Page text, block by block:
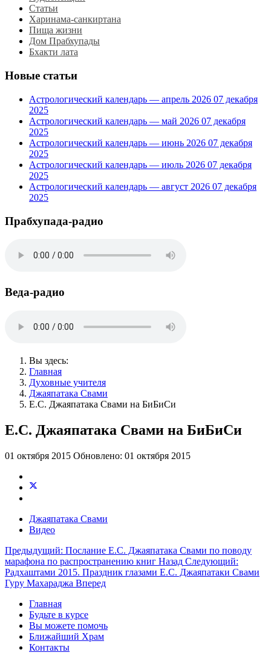
Статьи
Харинама-санкиртана
Пища жизни
Дом Прабхупады
Бхакти лата
Новые статьи
Астрологический календарь — апрель 2026 07 декабря
2025
Астрологический календарь — май 2026 07 декабря
2025
Астрологический календарь — июнь 2026 07 декабря
2025
Астрологический календарь — июль 2026 07 декабря
2025
Астрологический календарь — август 2026 07 декабря
2025
Прабхупада-радио
Веда-радио
Вы здесь:
Главная
Духовные учителя
Джаяпатака Свами
Е.С. Джаяпатака Свами на БиБиСи
Е.С. Джаяпатака Свами на БиБиСи
01 октября 2015 Обновлено: 01 октября 2015
Джаяпатака Свами
Видео
Предыдущий: Послание Е.С. Джаяпатака Свами по поводу
марафона по распространению книг Назад Следующий:
Радхаштами 2015. Праздник глазами E.C. Джаяпатаки Свами
Гуру Махараджа Вперед
Главная
Будьте в курсе
Вы можете помочь
Ближайший Храм
Контакты